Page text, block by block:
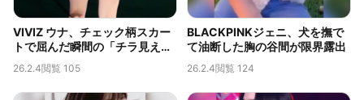
VIVIZ ウナ、チェック柄スカー
トで屈んだ瞬間の「チラ見え」
が伝説的なバックカメラ映像
26.2.4閲覧 105
BLACKPINKジェニ、犬を撫で
て油断した胸の谷間が限界露出
26.2.4閲覧 124